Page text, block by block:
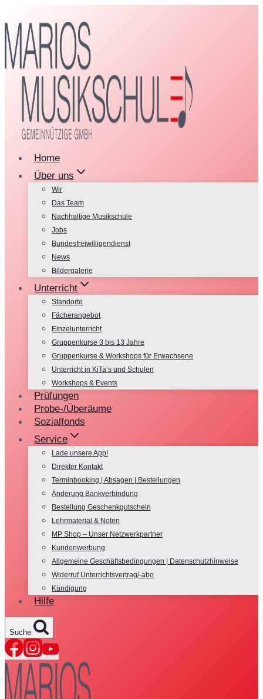
Inhalt
springen
Home
Über uns
Wir
Das Team
Nachhaltige Musikschule
Jobs
Bundesfreiwilligendienst
News
Bildergalerie
Unterricht
Standorte
Fächerangebot
Einzelunterricht
Gruppenkurse 3 bis 13 Jahre
Gruppenkurse & Workshops für Erwachsene
Unterricht in KiTa’s und Schulen
Workshops & Events
Prüfungen
Probe-/Überäume
Sozialfonds
Service
Lade unsere App!
Direkter Kontakt
Terminbooking | Absagen | Bestellungen
Änderung Bankverbindung
Bestellung Geschenkgutschein
Lehrmaterial & Noten
MP Shop – Unser Netzwerkpartner
Kundenwerbung
Allgemeine Geschäftsbedingungen | Datenschutzhinweise
Widerruf Unterrichtsvertrag/-abo
Kündigung
Hilfe
Suche